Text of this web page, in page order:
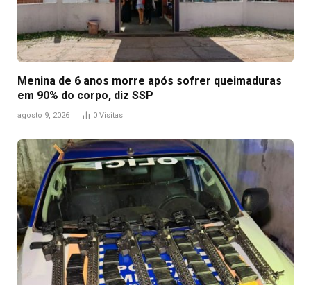
Menina de 6 anos morre após sofrer queimaduras
em 90% do corpo, diz SSP
agosto 9, 2026 0 Visitas